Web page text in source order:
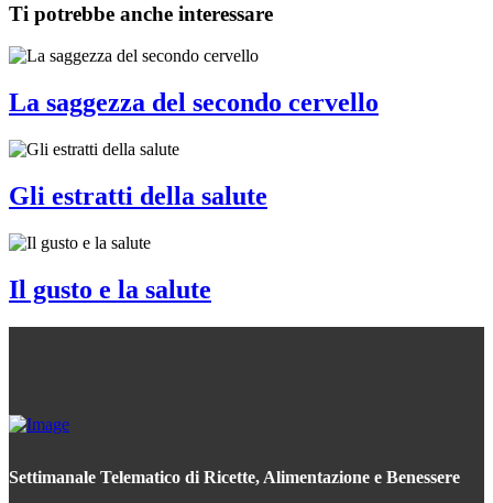
Ti potrebbe anche interessare
La saggezza del secondo cervello
Gli estratti della salute
Il gusto e la salute
Settimanale Telematico di Ricette, Alimentazione e Benessere